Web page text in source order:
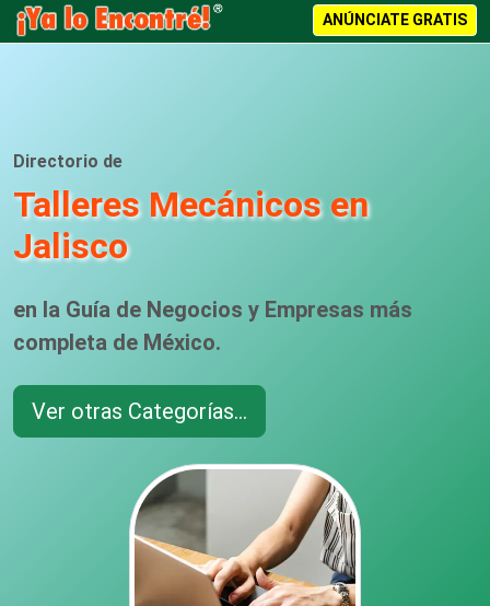
ANÚNCIATE GRATIS
Directorio de
Talleres Mecánicos en
Jalisco
en la Guía de Negocios y Empresas más
completa de México.
Ver otras Categorías...